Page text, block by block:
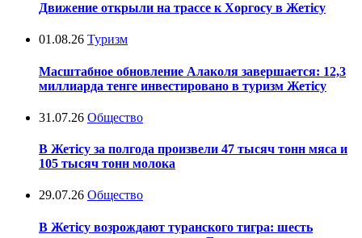
Движение открыли на трассе к Хоргосу в Жетісу
01.08.26 Туризм
Масштабное обновление Алаколя завершается: 12,3
миллиарда тенге инвестировано в туризм Жетісу
31.07.26 Общество
В Жетісу за полгода произвели 47 тысяч тонн мяса и
105 тысяч тонн молока
29.07.26 Общество
В Жетісу возрождают туранского тигра: шесть